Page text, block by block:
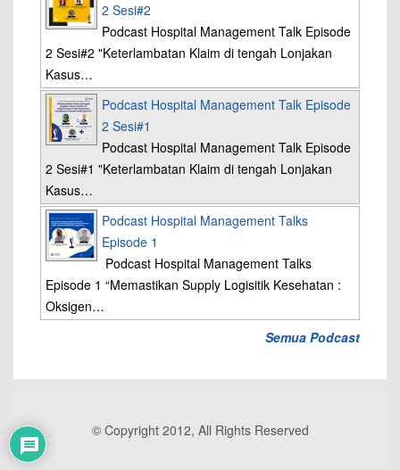
2 Sesi#2
Podcast Hospital Management Talk Episode
2 Sesi#2 "Keterlambatan Klaim di tengah Lonjakan
Kasus…
Podcast Hospital Management Talk Episode
2 Sesi#1
Podcast Hospital Management Talk Episode
2 Sesi#1 "Keterlambatan Klaim di tengah Lonjakan
Kasus…
Podcast Hospital Management Talks
Episode 1
Podcast Hospital Management Talks
Episode 1 “Memastikan Supply Logisitik Kesehatan :
Oksigen…
Semua Podcast
© Copyright 2012, All Rights Reserved